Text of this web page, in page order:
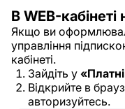
В WEB-кабінеті
Якщо ви
управління
кабінеті.
Зайдіть у
Відкрийте в
авторизуйтесь.